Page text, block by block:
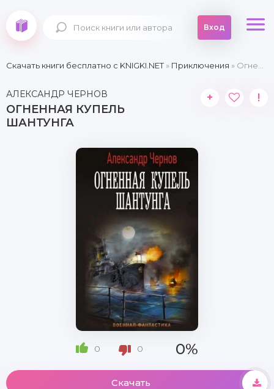
Вход
Скачать книги бесплатно c KNIGKI.NET» Приключения » Огненная купель Шантунга
АЛЕКСАНДР ЧЕРНОВ
ОГНЕННАЯ КУПЕЛЬ
ШАНТУНГА
+ !
0 0 0%
Скачать